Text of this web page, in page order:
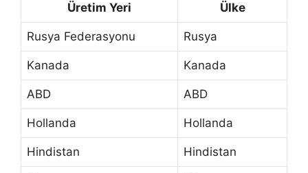
Üretim Yeri Ülke
Rusya Federasyonu Rusya
Kanada Kanada
ABD ABD
Hollanda Hollanda
Hindistan Hindistan